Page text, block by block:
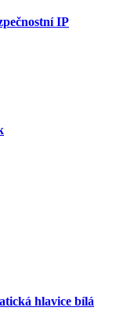
IP
hlavice bílá